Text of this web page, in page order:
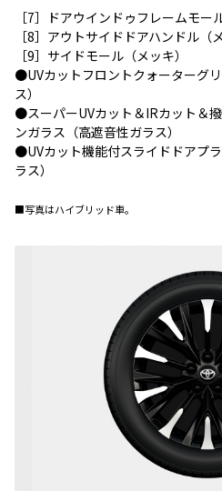
［7］ドアウインドゥフレームモー
［8］アウトサイドドアハンドル（
［9］サイドモール（メッキ）
●UVカットフロントクォーターグ
ス）
●スーパーUVカット＆IRカット＆
ンガラス（高遮音性ガラス）
●UVカット機能付スライドドアプ
ラス）
■写真はハイブリッド車。